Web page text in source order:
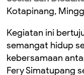
Kotapinang,
Kegiatan ini
semangat hidup
kebersamaan
Fery Simatupang